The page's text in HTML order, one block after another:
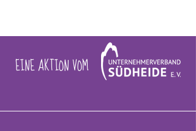
EINE AKTION VOM